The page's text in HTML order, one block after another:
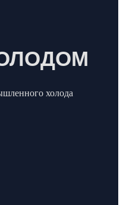
холода